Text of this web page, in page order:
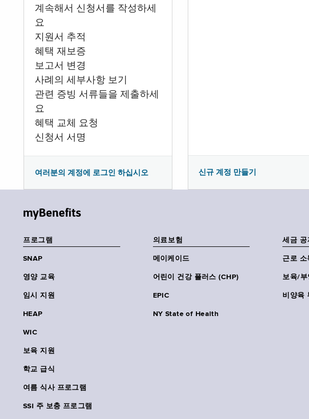
계속해서 신청서를 작성하세
요
지원서 추적
혜택 재보증
보고서 변경
사례의 세부사항 보기
관련 증빙 서류들을 제출하세
요
혜택 교체 요청
신청서 서명
여러분의 계정에 로그인 하십시오 신규 계정 만들기
myBenefits
프로그램
SNAP
영양 교육
임시 지원
HEAP
WIC
보육 지원
학교 급식
여름 식사 프로그램
SSI 주 보충 프로그램
의료보험
메이케이드
어린이 건강 플러스 (CHP)
EPIC
NY State of Health
세금 공
근로 소
보육/부
비양육